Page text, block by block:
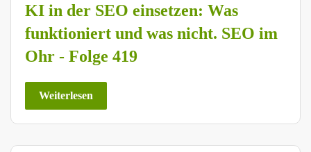
KI in der SEO einsetzen: Was
funktioniert und was nicht. SEO im
Ohr - Folge 419
Weiterlesen